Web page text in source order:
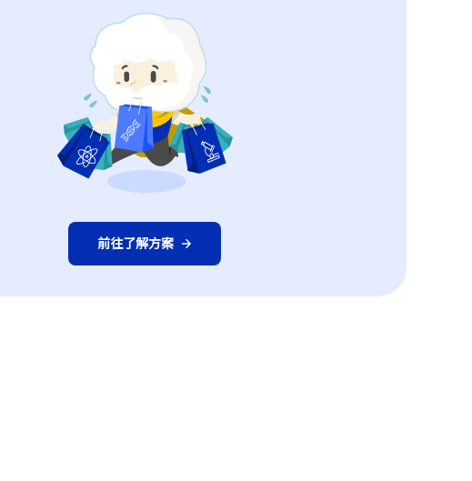
前往了解方案